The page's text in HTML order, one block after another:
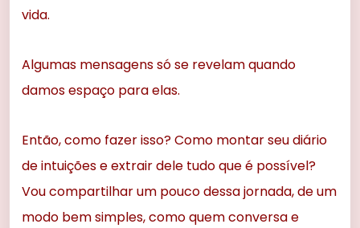
vida.
Algumas mensagens só se revelam quando
damos espaço para elas.
Então, como fazer isso? Como montar seu diário
de intuições e extrair dele tudo que é possível?
Vou compartilhar um pouco dessa jornada, de um
modo bem simples, como quem conversa e